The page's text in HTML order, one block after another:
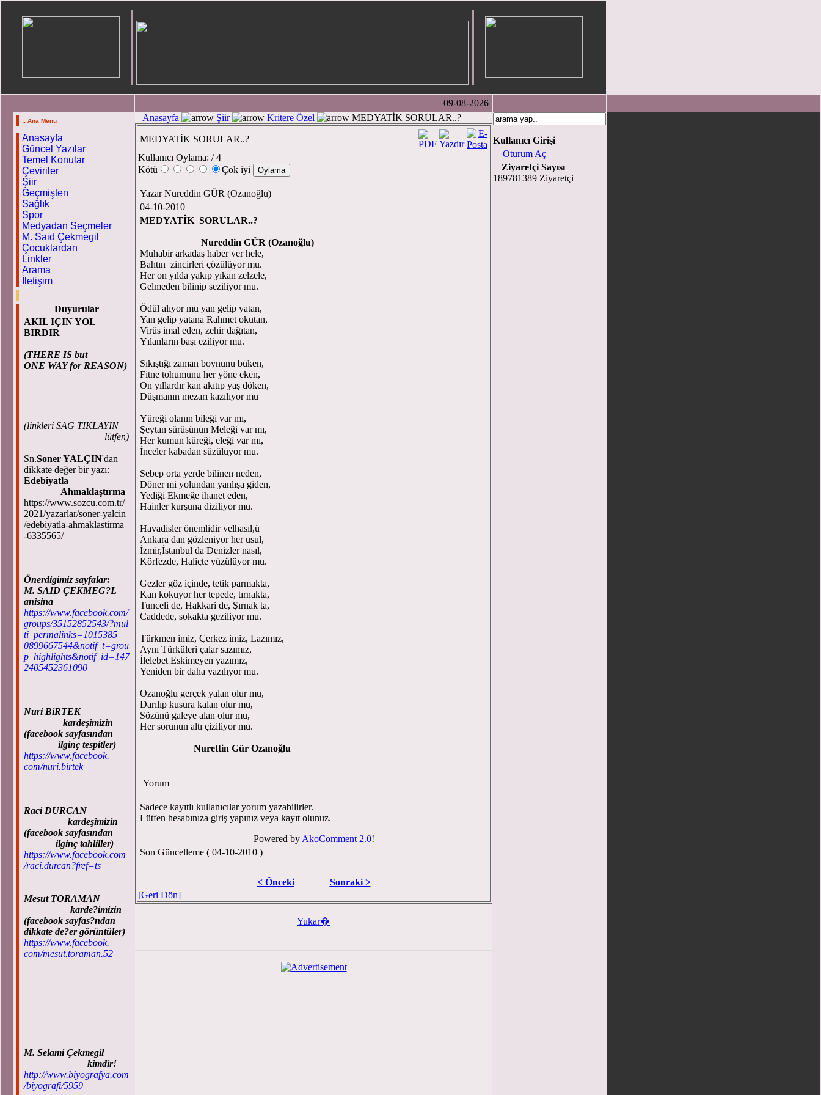
09-08-2026
:: Ana Menü
Anasayfa
Güncel Yazılar
Temel Konular
Çeviriler
Şiir
Geçmişten
Sağlık
Spor
Medyadan Seçmeler
M. Said Çekmegil
Çocuklardan
Linkler
Arama
İletişim
Duyurular
AKIL IÇIN YOL
BIRDIR
(THERE IS but
ONE WAY for REASON)
(linkleri SAG TIKLAYIN
lütfen)
Sn.Soner YALÇIN'dan
dikkate değer bir yazı:
Edebiyatla
Ahmaklaştırma
https://www.sozcu.com.tr/
2021/yazarlar/soner-yalcin
/edebiyatla-ahmaklastirma
-6335565/
Önerdigimiz sayfalar:
M. SAID ÇEKMEG?L
anisina
https://www.facebook.com/
groups/35152852543/?mul
ti_permalinks=1015385
0899667544&notif_t=grou
p_highlights&notif_id=147
2405452361090
Nuri BiRTEK
kardeşimizin
(facebook sayfasından
ilginç tespitler)
https://www.facebook.
com/nuri.birtek
Raci DURCAN
kardeşimizin
(facebook sayfasından
ilginç tahliller)
https://www.facebook.com
/raci.durcan?fref=ts
Mesut TORAMAN
karde?imizin
(facebook sayfas?ndan
dikkate de?er görüntüler)
https://www.facebook.
com/mesut.toraman.52
M. Selami Çekmegil
kimdir!
http://www.biyografya.com
/biyografi/5959
Anasayfa Şiir Kritere Özel MEDYATİK SORULAR..?
MEDYATİK SORULAR..?
Kullanıcı Oylama: / 4
Kötü
Çok iyi
Yazar Nureddin GÜR (Ozanoğlu)
04-10-2010
MEDYATİK SORULAR..?
Nureddin GÜR (Ozanoğlu)
Muhabir arkadaş haber ver hele,
Bahtın zincirleri çözülüyor mu.
Her on yılda yakıp yıkan zelzele,
Gelmeden bilinip seziliyor mu.
Ödül alıyor mu yan gelip yatan,
Yan gelip yatana Rahmet okutan,
Virüs imal eden, zehir dağıtan,
Yılanların başı eziliyor mu.
Sıkıştığı zaman boynunu büken,
Fitne tohumunu her yöne eken,
On yıllardır kan akıtıp yaş döken,
Düşmanın mezarı kazılıyor mu
Yüreği olanın bileği var mı,
Şeytan sürüsünün Meleği var mı,
Her kumun küreği, eleği var mı,
İnceler kabadan süzülüyor mu.
Sebep orta yerde bilinen neden,
Döner mi yolundan yanlışa giden,
Yediği Ekmeğe ihanet eden,
Hainler kurşuna diziliyor mu.
Havadisler önemlidir velhasıl,ü
Ankara dan gözleniyor her usul,
İzmir,İstanbul da Denizler nasıl,
Körfezde, Haliçte yüzülüyor mu.
Gezler göz içinde, tetik parmakta,
Kan kokuyor her tepede, tırnakta,
Tunceli de, Hakkari de, Şırnak ta,
Caddede, sokakta geziliyor mu.
Türkmen imiz, Çerkez imiz, Lazımız,
Aynı Türküleri çalar sazımız,
İlelebet Eskimeyen yazımız,
Yeniden bir daha yazılıyor mu.
Ozanoğlu gerçek yalan olur mu,
Darılıp kusura kalan olur mu,
Sözünü galeye alan olur mu,
Her sorunun altı çiziliyor mu.
Nurettin Gür Ozanoğlu
Yorum
Sadece kayıtlı kullanıcılar yorum yazabilirler.
Lütfen hesabınıza giriş yapınız veya kayıt olunuz.
Powered by AkoComment 2.0!
Son Güncelleme ( 04-10-2010 )
< Önceki
Sonraki >
[Geri Dön]
Yukar�
Kullanıcı Girişi
Oturum Aç
Ziyaretçi Sayısı
189781389 Ziyaretçi